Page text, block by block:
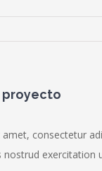
proyecto
consectetur
nostrud